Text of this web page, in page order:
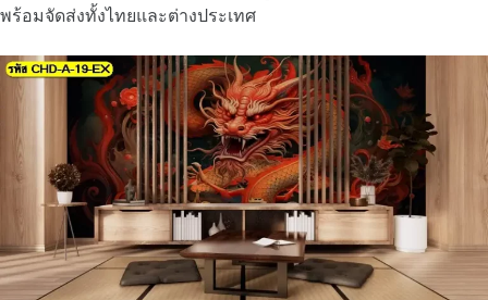
พร้อมจัดส่งทั้งไทยและต่างประเทศ